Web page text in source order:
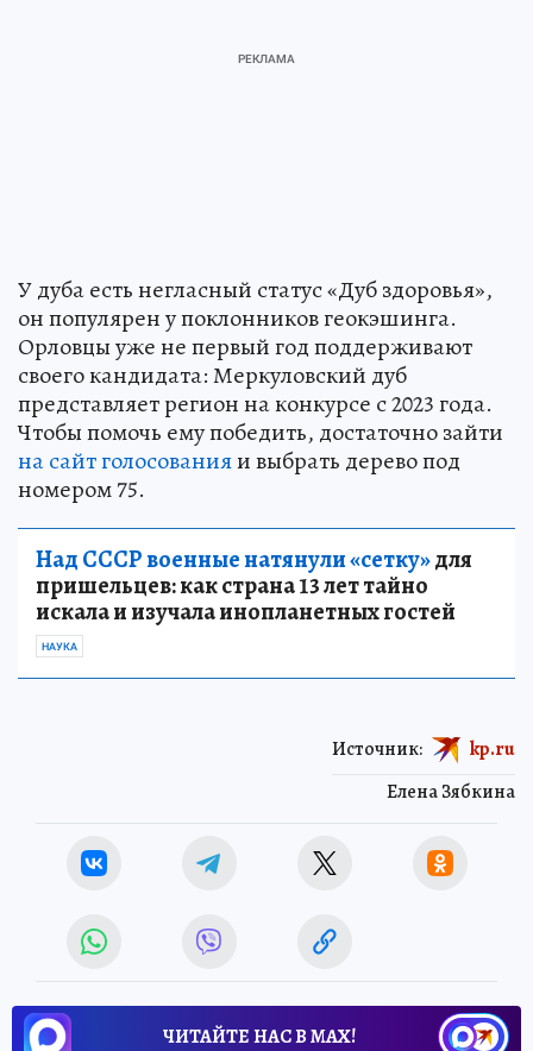
У дуба есть негласный статус «Дуб здоровья»,
он популярен у поклонников геокэшинга.
Орловцы уже не первый год поддерживают
своего кандидата: Меркуловский дуб
представляет регион на конкурсе с 2023 года.
Чтобы помочь ему победить, достаточно зайти
на сайт голосованияи выбрать дерево под
номером 75.
Над СССР военные натянули «сетку»для
пришельцев: как страна 13 лет тайно
искала и изучала инопланетных гостей
НАУКА
Елена Зябкина
Источник: kp.ru
ЧИТАЙТЕ НАС В МАХ!